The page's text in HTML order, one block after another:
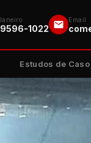
1022
Email
Estudos de Caso